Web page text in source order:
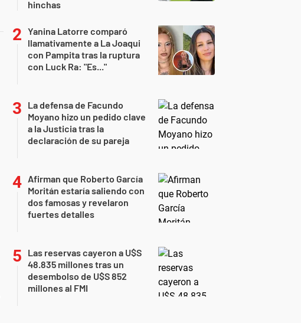
hinchas
Yanina Latorre comparó
llamativamente a La Joaqui
con Pampita tras la ruptura
con Luck Ra: "Es..."
La defensa de Facundo
Moyano hizo un pedido clave
a la Justicia tras la
declaración de su pareja
Afirman que Roberto García
Moritán estaría saliendo con
dos famosas y revelaron
fuertes detalles
Las reservas cayeron a U$S
48.835 millones tras un
desembolso de U$S 852
millones al FMI